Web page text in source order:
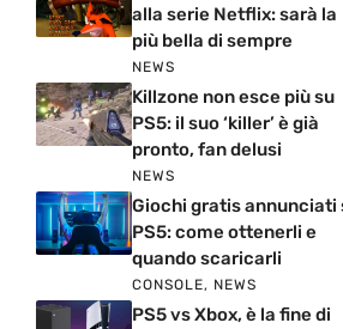
alla serie Netflix: sarà la
più bella di sempre
NEWS
Killzone non esce più su
PS5: il suo ‘killer’ è già
pronto, fan delusi
NEWS
Giochi gratis annunciati
PS5: come ottenerli e
quando scaricarli
CONSOLE, NEWS
PS5 vs Xbox, è la fine di